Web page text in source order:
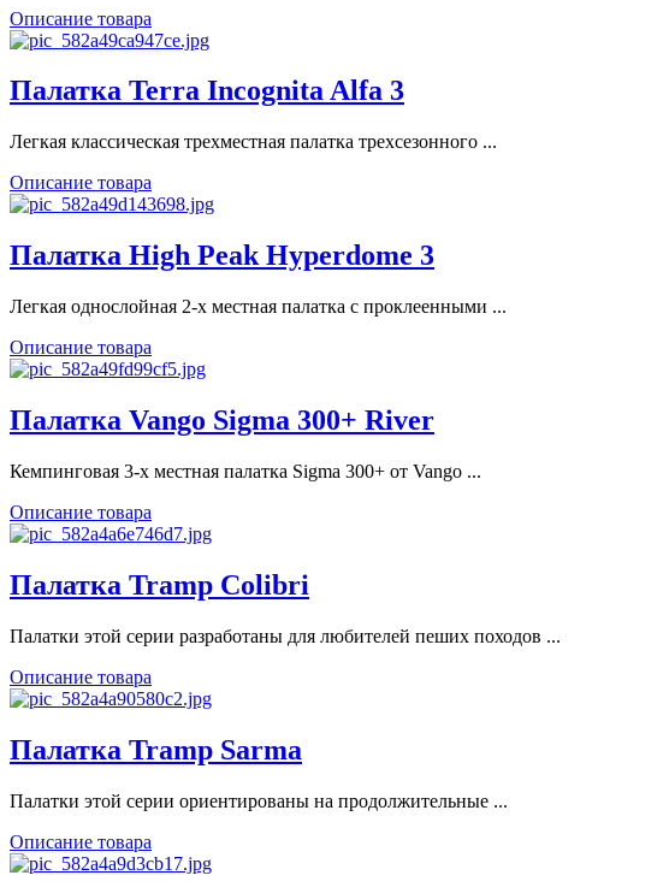
Описание товара
Палатка Terra Incognita Alfa 3
Легкая классическая трехместная палатка трехсезонного ...
Описание товара
Палатка High Peak Hyperdome 3
Легкая однослойная 2-х местная палатка с проклеенными ...
Описание товара
Палатка Vango Sigma 300+ River
Кемпинговая 3-х местная палатка Sigma 300+ от Vango ...
Описание товара
Палатка Tramp Colibri
Палатки этой серии разработаны для любителей пеших походов ...
Описание товара
Палатка Tramp Sarma
Палатки этой серии ориентированы на продолжительные ...
Описание товара